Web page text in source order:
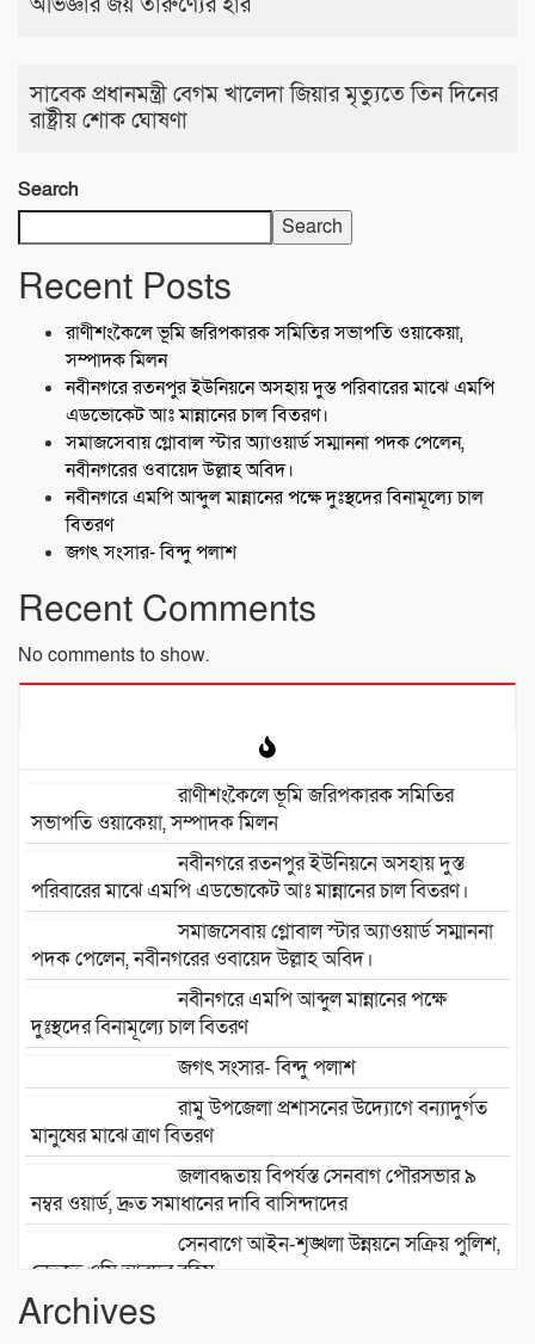
সাবেক প্রধানমন্ত্রী বেগম খালেদা জিয়ার মৃত্যুতে তিন দিনের
রাষ্ট্রীয় শোক ঘোষণা
Search
Search
Recent Posts
রাণীশংকৈলে ভূমি জরিপকারক সমিতির সভাপতি ওয়াকেয়া,
সম্পাদক মিলন
নবীনগরে রতনপুর ইউনিয়নে অসহায় দুস্ত পরিবারের মাঝে এমপি
এডভোকেট আঃ মান্নানের চাল বিতরণ।
সমাজসেবায় গ্লোবাল স্টার অ্যাওয়ার্ড সম্মাননা পদক পেলেন,
নবীনগরের ওবায়েদ উল্লাহ অবিদ।
নবীনগরে এমপি আব্দুল মান্নানের পক্ষে দুঃস্থদের বিনামূল্যে চাল
বিতরণ
জগৎ সংসার- বিন্দু পলাশ
Recent Comments
No comments to show.
রাণীশংকৈলে ভূমি জরিপকারক সমিতির
সভাপতি ওয়াকেয়া, সম্পাদক মিলন
নবীনগরে রতনপুর ইউনিয়নে অসহায় দুস্ত
পরিবারের মাঝে এমপি এডভোকেট আঃ মান্নানের চাল বিতরণ।
সমাজসেবায় গ্লোবাল স্টার অ্যাওয়ার্ড সম্মাননা
পদক পেলেন, নবীনগরের ওবায়েদ উল্লাহ অবিদ।
নবীনগরে এমপি আব্দুল মান্নানের পক্ষে
দুঃস্থদের বিনামূল্যে চাল বিতরণ
জগৎ সংসার- বিন্দু পলাশ
রামু উপজেলা প্রশাসনের উদ্যোগে বন্যাদুর্গত
মানুষের মাঝে ত্রাণ বিতরণ
জলাবদ্ধতায় বিপর্যস্ত সেনবাগ পৌরসভার ৯
নম্বর ওয়ার্ড, দ্রুত সমাধানের দাবি বাসিন্দাদের
সেনবাগে আইন-শৃঙ্খলা উন্নয়নে সক্রিয় পুলিশ,
নেতৃত্বে ওসি আবদুর রহিম
Archives